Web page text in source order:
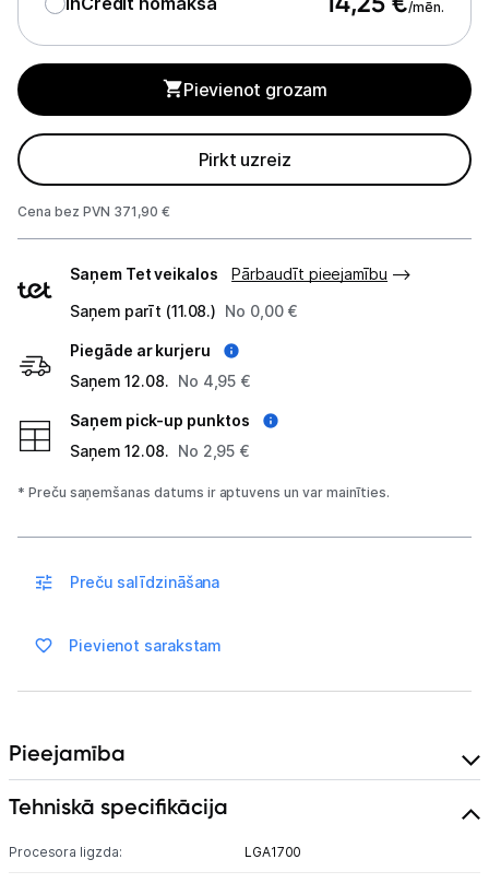
Tehnikas izvešana
Uzņēmumiem
Tet pakalpojumi
Kontakti
Informācija
/mēn.
Pievienot grozam
Pirkt uzreiz
Cena bez PVN 371,90 €
veidi
Saņem Tet veikalos
Pārbaudīt pieejamību
Saņem parīt (11.08.) No 0,00 €
Piegāde ar kurjeru
Saņem 12.08. No 4,95 €
Saņem pick-up punktos
Saņem 12.08. No 2,95 €
* Preču saņemšanas datums ir aptuvens un var mainīties.
Preču salīdzināšana
Pievienot sarakstam
Pieejamība
Tehniskā specifikācija
Procesora ligzda: LGA1700